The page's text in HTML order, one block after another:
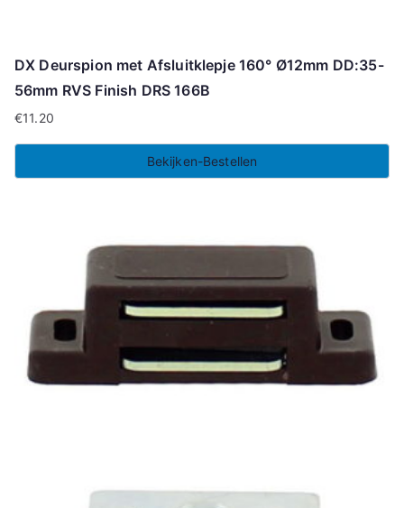
DX Deurspion met Afsluitklepje 160° Ø12mm DD:35-
56mm RVS Finish DRS 166B
€11.20
Bekijken-Bestellen